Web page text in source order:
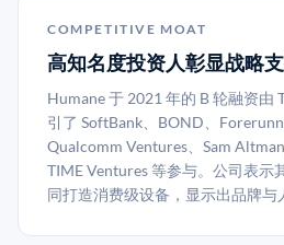
COMPETITIVE MOAT
高知名度投资人彰显战略
Humane 于 2021 年的 B 轮融资由
引了 SoftBank、BOND、
Qualcomm Ventures、Sam
TIME Ventures 等参与。公司表示
同打造消费级设备，显示出品牌与